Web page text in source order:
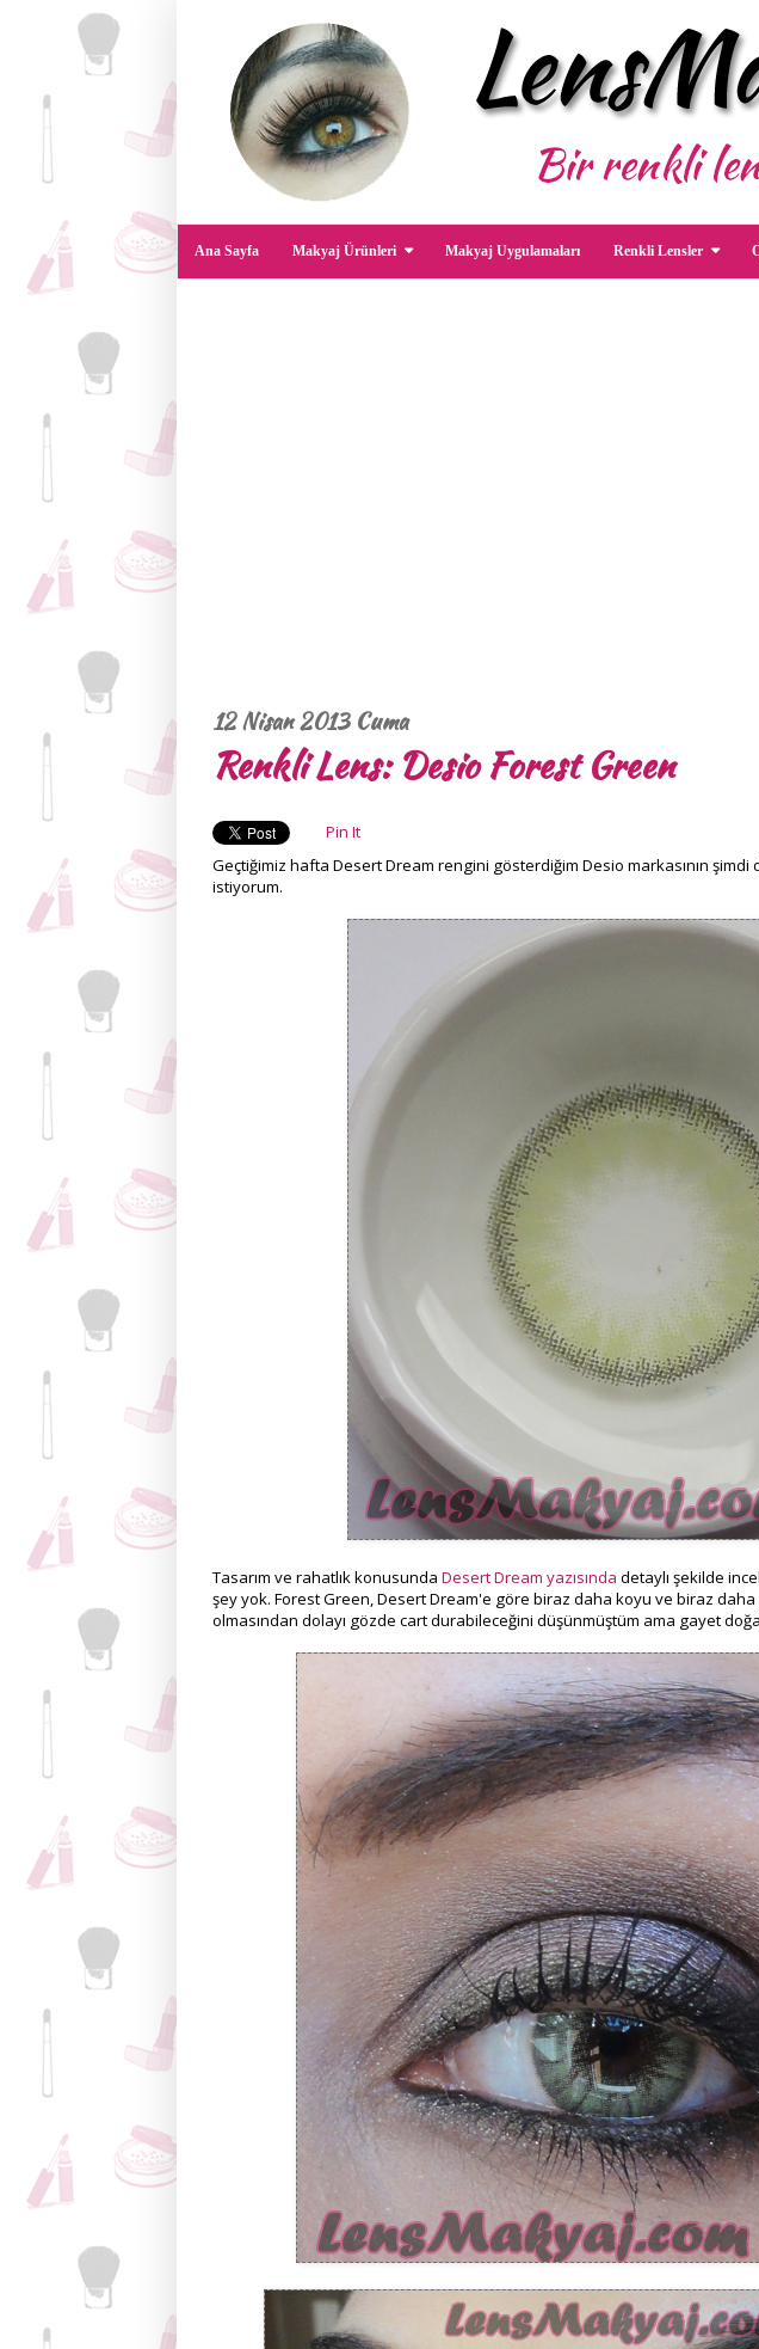
Ana Sayfa Makyaj Ürünleri Makyaj Uygulamaları Renkli Lensler
12 Nisan 2013 Cuma
Renkli Lens: Desio Forest Green
Pin It
Geçtiğimiz hafta Desert Dream rengini gösterdiğim Desio markasının
istiyorum.
Tasarım ve rahatlık konusunda Desert Dream yazısında detaylı şekilde
şey yok. Forest Green, Desert Dream'e göre biraz daha koyu ve biraz
olmasından dolayı gözde cart durabileceğini düşünmüştüm ama gayet